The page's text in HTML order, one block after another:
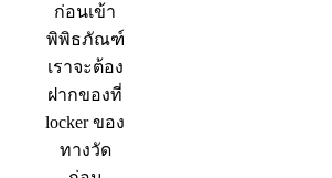
ก่อนเข้า
พิพิธภัณฑ์
เราจะต้อง
ฝากของที่
locker ของ
ทางวัด